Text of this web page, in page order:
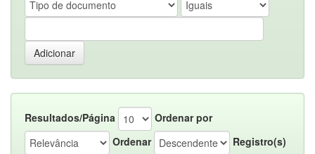
Resultados/Página
Ordenar por
Ordenar
Registro(s)